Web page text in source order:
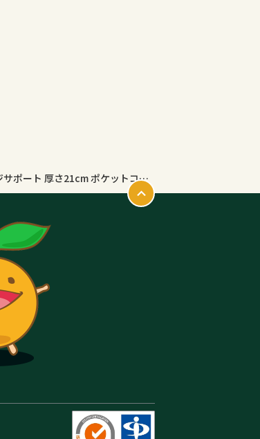
【5の倍数日最大P10倍】マットレス 限定プレゼント付き エッジサポート 厚さ21cm ポケットコイル シングル セミダブル ダブル 85SS セミシングル 配送日指定可 送料無料 スプリングマットレス EN101P